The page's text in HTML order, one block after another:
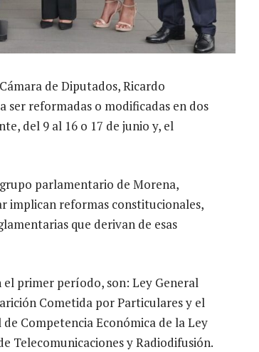
de Diputados, Ricardo
ser reformadas o modificadas en dos
del 9 al 16 o 17 de junio y, el
parlamentario de Morena,
implican reformas constitucionales,
que derivan de esas
el primer período, son: Ley General
Cometida por Particulares y el
Competencia Económica de la Ley
Telecomunicaciones y Radiodifusión.